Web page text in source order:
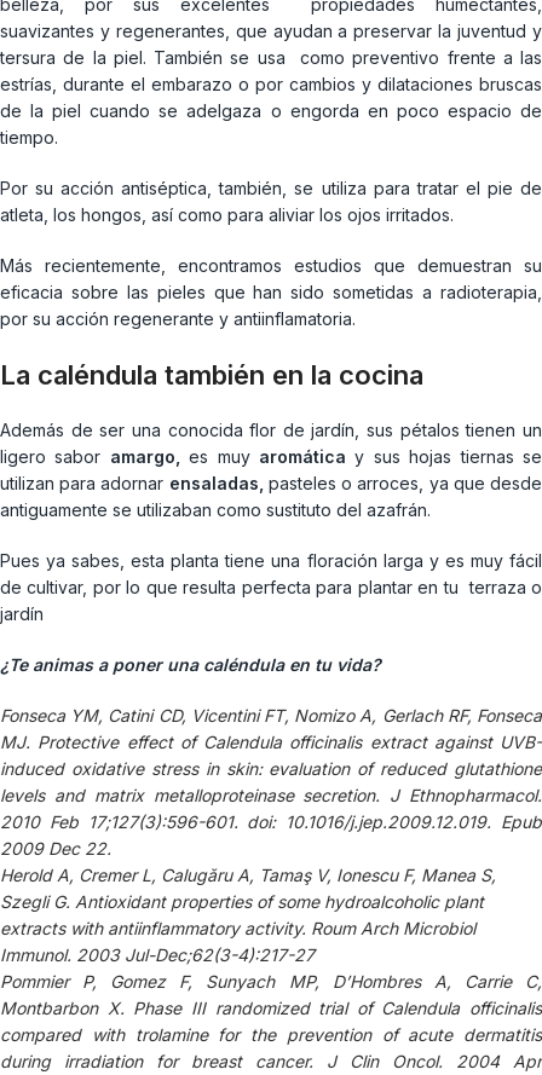
suavizantes y regenerantes, que ayudan a preservar la juventud y
tersura de la piel. También se usa como preventivo frente a las
estrías, durante el embarazo o por cambios y dilataciones bruscas
de la piel cuando se adelgaza o engorda en poco espacio de
tiempo.
Por su acción antiséptica, también, se utiliza para tratar el pie de
atleta, los hongos, así como para aliviar los ojos irritados.
Más recientemente, encontramos estudios que demuestran su
eficacia sobre las pieles que han sido sometidas a radioterapia,
por su acción regenerante y antiinflamatoria.
La caléndula también en la cocina
Además de ser una conocida flor de jardín, sus pétalos tienen un
ligero sabor amargo es muy aromática y sus hojas tiernas se
utilizan para adornar ensaladas pasteles o arroces, ya que desde
antiguamente se utilizaban como sustituto del azafrán.
Pues ya sabes, esta planta tiene una floración larga y es muy fácil
de cultivar, por lo que resulta perfecta para plantar en tu terraza o
jardín
¿Te animas a poner una caléndula en tu vida?
Fonseca YM, Catini CD, Vicentini FT, Nomizo A, Gerlach RF, Fonseca
MJ. Protective effect of Calendula officinalis extract against UVB-
induced oxidative stress in skin: evaluation of reduced glutathione
levels and matrix metalloproteinase secretion. J Ethnopharmacol.
2010 Feb 17;127(3):596-601. doi: 10.1016/j.jep.2009.12.019. Epub
2009 Dec 22.
Herold A, Cremer L, Calugăru A, Tamaş V, Ionescu F, Manea S,
Szegli G. Antioxidant properties of some hydroalcoholic plant
extracts with antiinflammatory activity. Roum Arch Microbiol
Immunol. 2003 Jul-Dec;62(3-4):217-27
Pommier P, Gomez F, Sunyach MP, D’Hombres A, Carrie C,
Montbarbon X. Phase III randomized trial of Calendula officinalis
compared with trolamine for the prevention of acute dermatitis
during irradiation for breast cancer. J Clin Oncol. 2004 Apr